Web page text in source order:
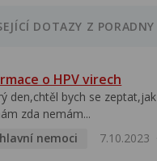
DOTAZY Z PORADNY
o HPV virech
den,chtěl bych se zeptat,jak
zda nemám...
nemoci
7.10.2023